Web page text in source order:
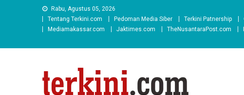
Rabu, Agustus 05, 2026
Tentang Terkini.com
Pedoman Media Siber Terkini Patnership
Mediamakassar.com
Jaktimes.com TheNusantaraPost.com